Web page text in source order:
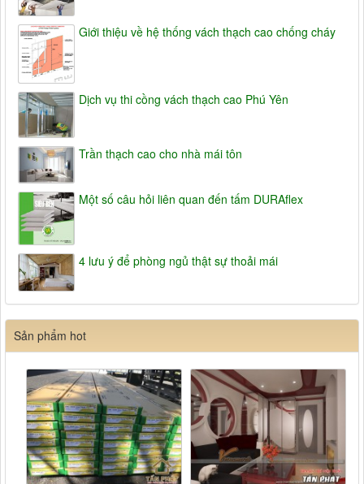
Giới thiệu về hệ thống vách thạch cao chống cháy
Dịch vụ thi cồng vách thạch cao Phú Yên
Trần thạch cao cho nhà mái tôn
Một số câu hỏi liên quan đến tấm DURAflex
4 lưu ý để phòng ngủ thật sự thoải mái
Sản phẩm hot